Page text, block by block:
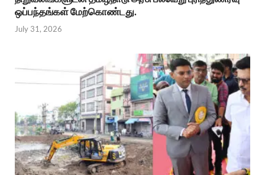
ஒப்பந்தங்கள் மேற்கொண்டது.
July 31, 2026